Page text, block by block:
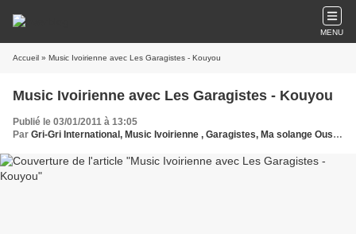
MENU
Accueil » Music Ivoirienne avec Les Garagistes - Kouyou
Music Ivoirienne avec Les Garagistes - Kouyou
Publié le 03/01/2011 à 13:05
Par Gri-Gri International, Music Ivoirienne , Garagistes, Ma solange Oussou